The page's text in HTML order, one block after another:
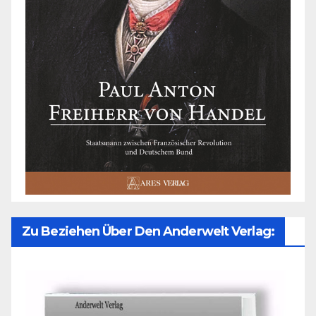
Zu Beziehen Über Den Anderwelt Verlag: